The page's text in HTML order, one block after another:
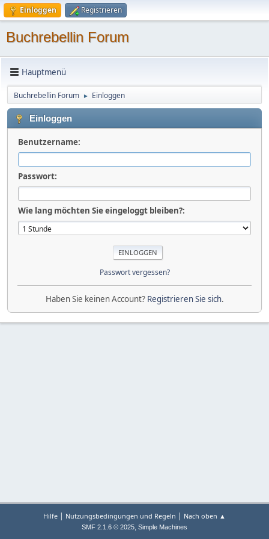
Einloggen Registrieren
Buchrebellin Forum
Hauptmenü
Buchrebellin Forum ► Einloggen
Einloggen
Benutzername:
Passwort:
Wie lang möchten Sie eingeloggt bleiben?:
Passwort vergessen?
Haben Sie keinen Account? Registrieren Sie sich.
Hilfe | Nutzungsbedingungen und Regeln | Nach oben ▲
SMF 2.1.6 © 2025, Simple Machines